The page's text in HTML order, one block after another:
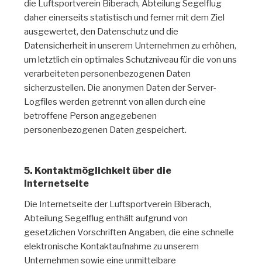
die Luftsportverein Biberach, Abteilung Segelflug
daher einerseits statistisch und ferner mit dem Ziel
ausgewertet, den Datenschutz und die
Datensicherheit in unserem Unternehmen zu erhöhen,
um letztlich ein optimales Schutzniveau für die von uns
verarbeiteten personenbezogenen Daten
sicherzustellen. Die anonymen Daten der Server-
Logfiles werden getrennt von allen durch eine
betroffene Person angegebenen
personenbezogenen Daten gespeichert.
5. Kontaktmöglichkeit über die
Internetseite
Die Internetseite der Luftsportverein Biberach,
Abteilung Segelflug enthält aufgrund von
gesetzlichen Vorschriften Angaben, die eine schnelle
elektronische Kontaktaufnahme zu unserem
Unternehmen sowie eine unmittelbare